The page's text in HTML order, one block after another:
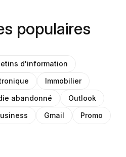
populaires
d'information
Immobilier
abandonné
Outlook
Gmail Promo